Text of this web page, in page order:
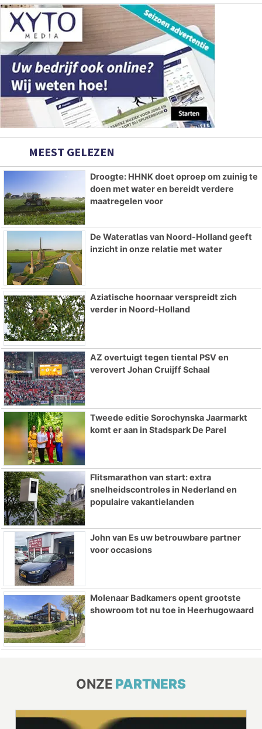
MEEST GELEZEN
Droogte: HHNK doet oproep om zuinig te
doen met water en bereidt verdere
maatregelen voor
De Wateratlas van Noord-Holland geeft
inzicht in onze relatie met water
Aziatische hoornaar verspreidt zich
verder in Noord-Holland
AZ overtuigt tegen tiental PSV en
verovert Johan Cruijff Schaal
Tweede editie Sorochynska Jaarmarkt
komt er aan in Stadspark De Parel
Flitsmarathon van start: extra
snelheidscontroles in Nederland en
populaire vakantielanden
John van Es uw betrouwbare partner
voor occasions
Molenaar Badkamers opent grootste
showroom tot nu toe in Heerhugowaard
ONZE PARTNERS